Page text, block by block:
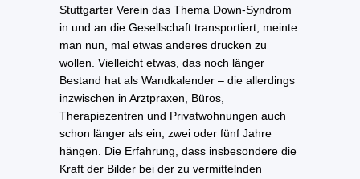
Stuttgarter Verein das Thema Down-Syndrom
in und an die Gesellschaft transportiert, meinte
man nun, mal etwas anderes drucken zu
wollen. Vielleicht etwas, das noch länger
Bestand hat als Wandkalender – die allerdings
inzwischen in Arztpraxen, Büros,
Therapiezentren und Privatwohnungen auch
schon länger als ein, zwei oder fünf Jahre
hängen. Die Erfahrung, dass insbesondere die
Kraft der Bilder bei der zu vermittelnden